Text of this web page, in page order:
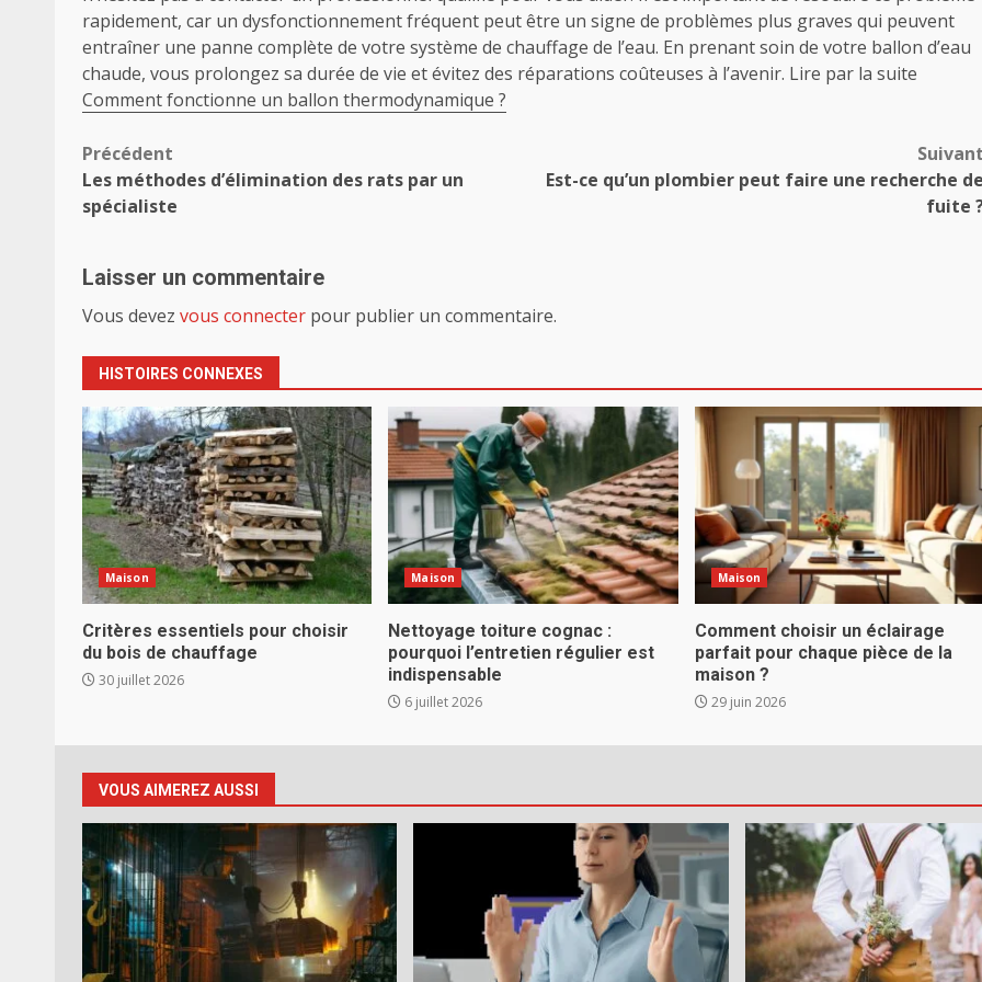
rapidement, car un dysfonctionnement fréquent peut être un signe de problèmes plus graves qui peuvent
entraîner une panne complète de votre système de chauffage de l’eau. En prenant soin de votre ballon d’eau
chaude, vous prolongez sa durée de vie et évitez des réparations coûteuses à l’avenir. Lire par la suite
Comment fonctionne un ballon thermodynamique ?
Navigation
d’article
Précédent
Les méthodes d’élimination des rats par un
spécialiste
Suivant
Est-ce qu’un plombier peut faire une recherche de
fuite
Laisser un commentaire
Vous devez vous connecter pour publier un commentaire.
HISTOIRES CONNEXES
Maison
Critères essentiels pour choisir
du bois de chauffage
30 juillet 2026
Maison
Nettoyage toiture cognac :
pourquoi l’entretien régulier est
indispensable
6 juillet 2026
Maison
Comment choisir un éclairage
parfait pour chaque pièce de la
maison ?
29 juin 2026
VOUS AIMEREZ AUSSI